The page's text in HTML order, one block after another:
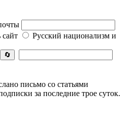
сайт
Русский национализм и
🔄
письмо со статьями
за последние трое суток.